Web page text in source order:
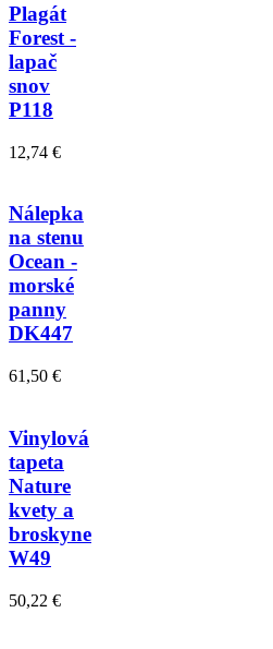
Plagát
Forest -
lapač
snov
P118
12,74 €
Nálepka
na stenu
Ocean -
morské
panny
DK447
61,50 €
Vinylová
tapeta
Nature
kvety a
broskyne
W49
50,22 €